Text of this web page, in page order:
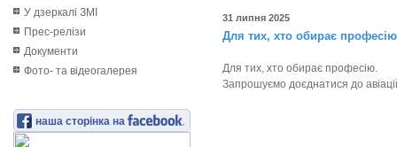
У дзеркалі ЗМІ
Прес-релізи
Документи
Фото- та відеогалерея
наша сторінка на
31 липня 2025
Для тих, хто обирає професію
Для тих, хто обирає професію.
Запрошуємо доєднатися до